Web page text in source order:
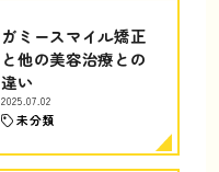
ガミースマイル矯正
と他の美容治療との
違い
2025.07.02
未分類